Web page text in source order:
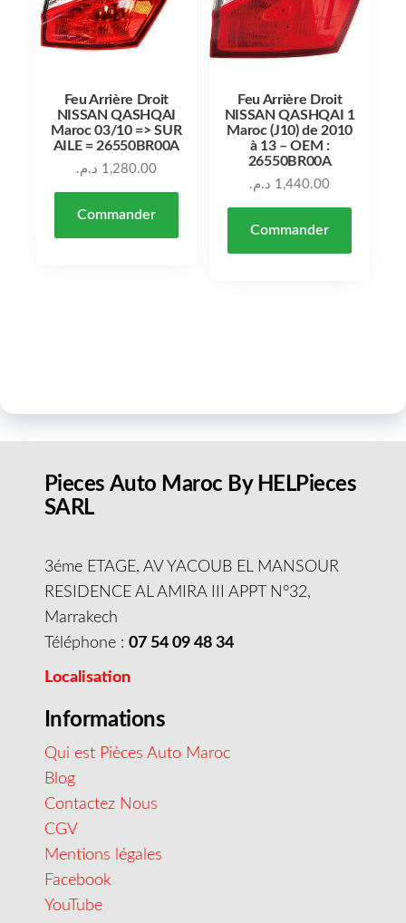
Feu Arrière Droit
NISSAN QASHQAI
Maroc 03/10 => SUR
AILE = 26550BR00A
1,280.00 د.م.
Commander
Feu Arrière Droit
NISSAN QASHQAI 1
Maroc (J10) de 2010
à 13 – OEM :
26550BR00A
1,440.00 د.م.
Commander
Pieces Auto Maroc By HELPieces
SARL
3éme ETAGE, AV YACOUB EL MANSOUR
RESIDENCE AL AMIRA III APPT N°32,
Marrakech
Téléphone : 07 54 09 48 34
Localisation
Informations
Qui est Pièces Auto Maroc
Blog
Contactez Nous
CGV
Mentions légales
Facebook
YouTube